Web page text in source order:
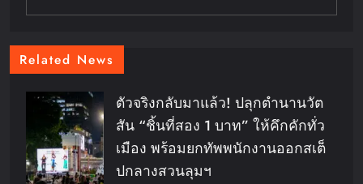
Related News
ตัวจริงกลับมาแล้ว! ปลุกตำนานวัต
สัน “ชิ้นที่สอง 1 บาท” ให้คึกคักทั่ว
เมือง พร้อมยกทัพพนักงานออกสเต็
ปกลางสวนลุมฯ